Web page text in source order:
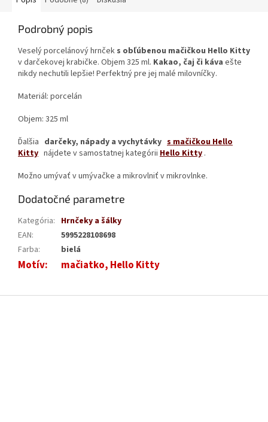
Podrobný popis
Veselý porcelánový hrnček s obľúbenou mačičkou Hello Kitty
v darčekovej krabičke. Objem 325 ml. Kakao, čaj či káva ešte
nikdy nechutili lepšie! Perfektný pre jej malé milovníčky.
Materiál: porcelán
Objem: 325 ml
Ďalšia darčeky, nápady a vychytávky s mačičkou Hello
Kitty nájdete v samostatnej kategórii Hello Kitty .
Možno umývať v umývačke a mikrovlniť v mikrovlnke.
Dodatočné parametre
Kategória: Hrnčeky a šálky
EAN:
5995228108698
Farba: bielá
Motív: mačiatko, Hello Kitty